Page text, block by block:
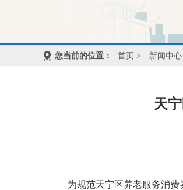
您当前的位置： 首页 > 新闻中心
天
为规范天宁区养老服务消